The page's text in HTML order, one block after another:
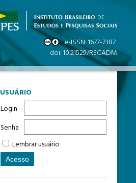
USUÁRIO
Login
Senha
Lembrar usuário